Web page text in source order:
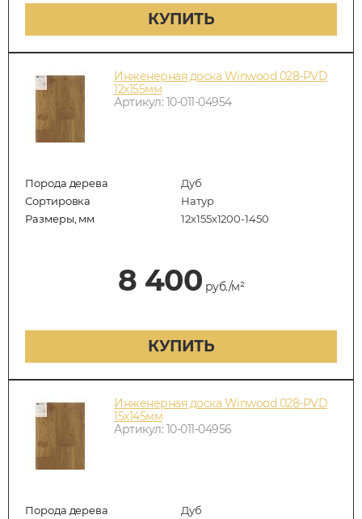
КУПИТЬ
Инженерная доска Winwood 028-PVD
12х155мм
Артикул: 10-011-04954
Порода дерева
Дуб
Сортировка
Натур
Размеры, мм
12х155х1200-1450
8 400 руб./м²
КУПИТЬ
Инженерная доска Winwood 028-PVD
15х145мм
Артикул: 10-011-04956
Порода дерева
Дуб